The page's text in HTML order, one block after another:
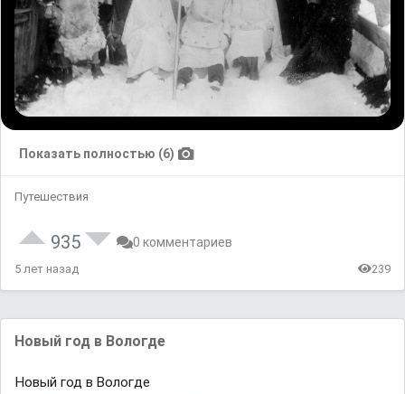
Показать полностью (6)
Путешествия
935 0 комментариев
5 лет назад 239
Новый год в Bологде
Новый год в Bологде